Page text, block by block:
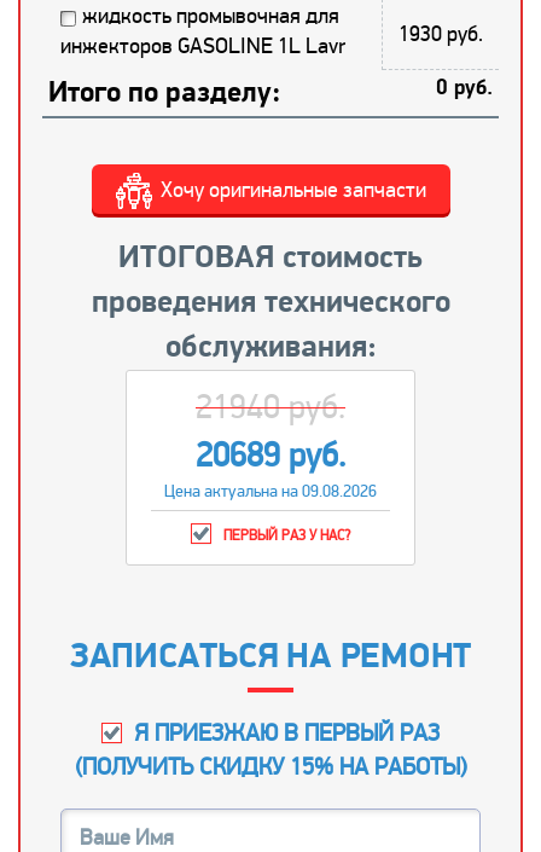
жидкость промывочная для
инжекторов GASOLINE 1L Lavr
1930 руб.
Итого по разделу: 0 руб.
ИТОГОВАЯ стоимость
проведения технического
обслуживания:
Хочу оригинальные запчасти
21940 руб.
20689 руб.
Цена актуальна на 09.08.2026
ПЕРВЫЙ РАЗ У НАС?
ЗАПИСАТЬСЯ НА РЕМОНТ
Я ПРИЕЗЖАЮ В ПЕРВЫЙ РАЗ
(ПОЛУЧИТЬ СКИДКУ 15% НА РАБОТЫ)